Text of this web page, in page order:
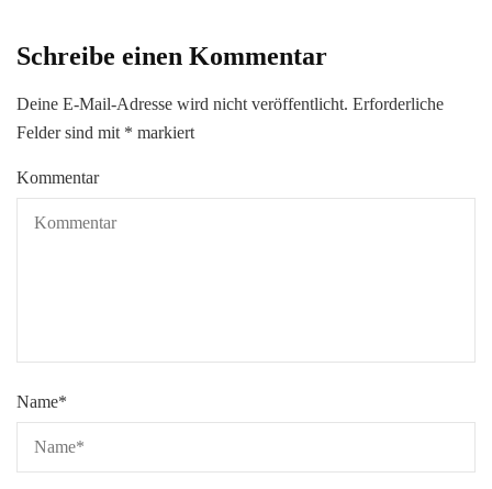
Schreibe einen Kommentar
Deine E-Mail-Adresse wird nicht veröffentlicht. Erforderliche
Felder sind mit * markiert
Kommentar
Name*